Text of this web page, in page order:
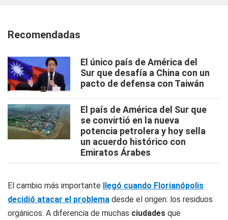
Recomendadas
El único país de América del
Sur que desafía a China con un
pacto de defensa con Taiwán
El país de América del Sur que
se convirtió en la nueva
potencia petrolera y hoy sella
un acuerdo histórico con
Emiratos Árabes
El cambio más importante llegó cuando Florianópolis
decidió atacar el problema desde el origen: los residuos
orgánicos. A diferencia de muchas ciudades que